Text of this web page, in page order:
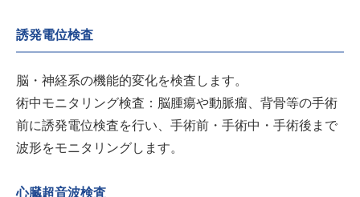
誘発電位検査
脳・神経系の機能的変化を検査します。
術中モニタリング検査：脳腫瘍や動脈瘤、背骨等の手術
前に誘発電位検査を行い、手術前・手術中・手術後まで
波形をモニタリングします。
心臓超音波検査